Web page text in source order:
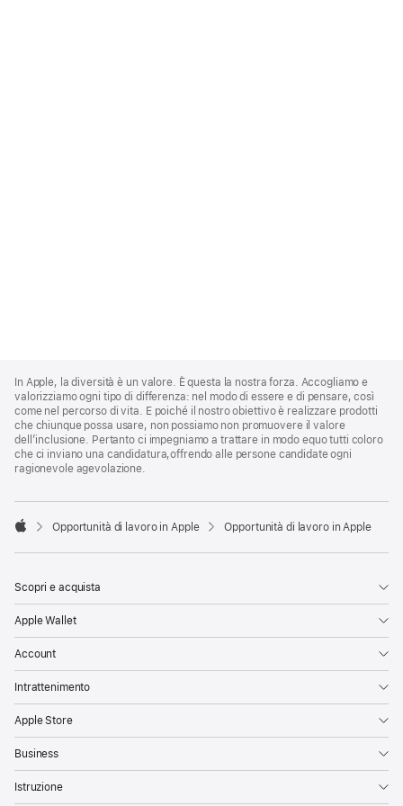
Footer
In Apple, la diversità è un valore. È questa la nostra forza. Accogliamo e
valorizziamo ogni tipo di differenza: nel modo di essere e di pensare, così
come nel percorso di vita. E poiché il nostro obiettivo è realizzare prodotti
che chiunque possa usare, non possiamo non promuovere il valore
dell’inclusione. Pertanto ci impegniamo a trattare in modo equo tutti coloro
che ci inviano una candidatura,offrendo alle persone candidate ogni
ragionevole agevolazione.

Opportunità di lavoro in Apple Opportunità di lavoro in Apple
Scopri e acquista
Apple Wallet
Account
Intrattenimento
Apple Store
Business
Istruzione